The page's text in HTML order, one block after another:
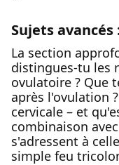
Sujets
La section
distingues-tu les
ovulatoire ? Que
après l'ovulation
cervicale – et
combinaison
s'adressent à
simple feu